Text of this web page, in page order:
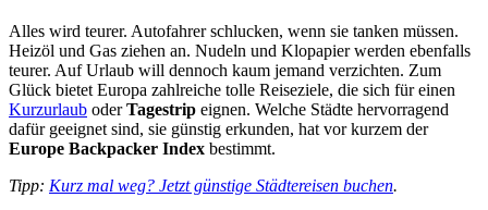
Alles wird teurer. Autofahrer schlucken, wenn sie tanken müssen.
Heizöl und Gas ziehen an. Nudeln und Klopapier werden ebenfalls
teurer. Auf Urlaub will dennoch kaum jemand verzichten. Zum
Glück bietet Europa zahlreiche tolle Reiseziele, die sich für einen
Kurzurlaub oderTagestrip eignen. Welche Städte hervorragend
dafür geeignet sind, sie günstig erkunden, hat vor kurzem der
Europe Backpacker Index bestimmt.
Tipp: Kurz mal weg? Jetzt günstige Städtereisen buchen.